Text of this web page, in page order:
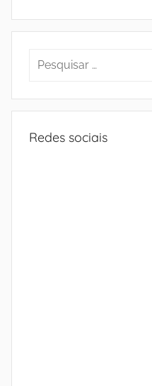
Pesquisar
Redes sociais